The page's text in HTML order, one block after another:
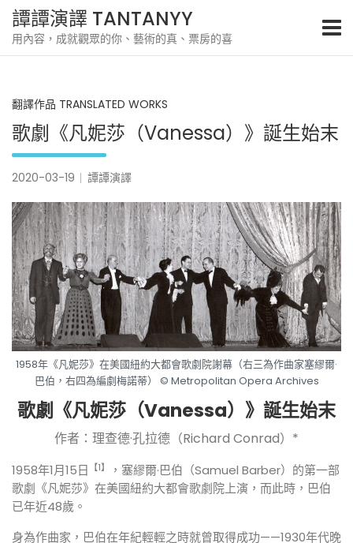
p
譚譚演譯 TANTANYY
用內容，成就觀眾的你、藝術的真、票房的喜
翻譯作品 TRANSLATED WORKS
歌劇《凡妮莎（Vanessa）》誕生始末
2020-03-19 譚譚演譯
1958年《凡妮莎》在美國紐約大都會歌劇院謝幕（右三為作曲家塞繆爾·
巴伯，右四為編劇梅諾蒂） © Metropolitan Opera Archives
歌劇《凡妮莎（Vanessa）》誕生始末
作者：理查德·孔拉德（Richard Conrad）*
1958年1月15日 【1】
，塞繆爾·巴伯（Samuel Barber）的第一部
歌劇《凡妮莎》在美國紐約大都會歌劇院上演，而此時，巴伯
已年近48歲。
身為作曲家，巴伯在年紀輕輕之時就曾取得成功——1930年代晚